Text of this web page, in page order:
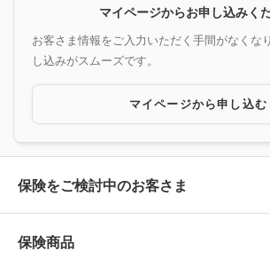
マイページからお申し込みく
お客さま情報をご入力いただく手間がなくな
し込みがスムーズです。
マイページから申し込む
保険をご検討中のお客さま
保険の選び方
保険商品